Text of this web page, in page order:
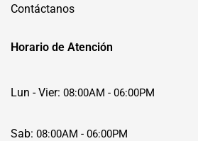
Contáctanos
Horario de Atención
Lun - Vier: 08:00AM - 06:00PM
Sab: 08:00AM - 06:00PM